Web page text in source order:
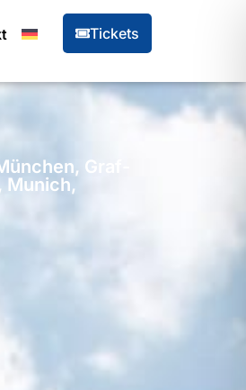
Tickets
Graf-
Munich,